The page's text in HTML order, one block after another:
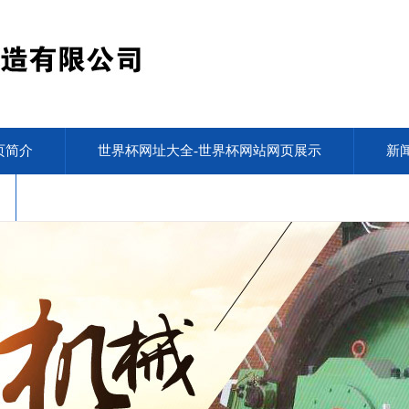
简介 世界杯网址大全-世界杯网站网页展示 新